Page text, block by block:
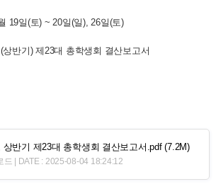
19일(토) ~ 20일(일), 26일(토)
반기) 제23대 총학생회 결산보고서
상반기 제23대 총학생회 결산보고서.pdf(7.2M)
드 | DATE : 2025-08-04 18:24:12